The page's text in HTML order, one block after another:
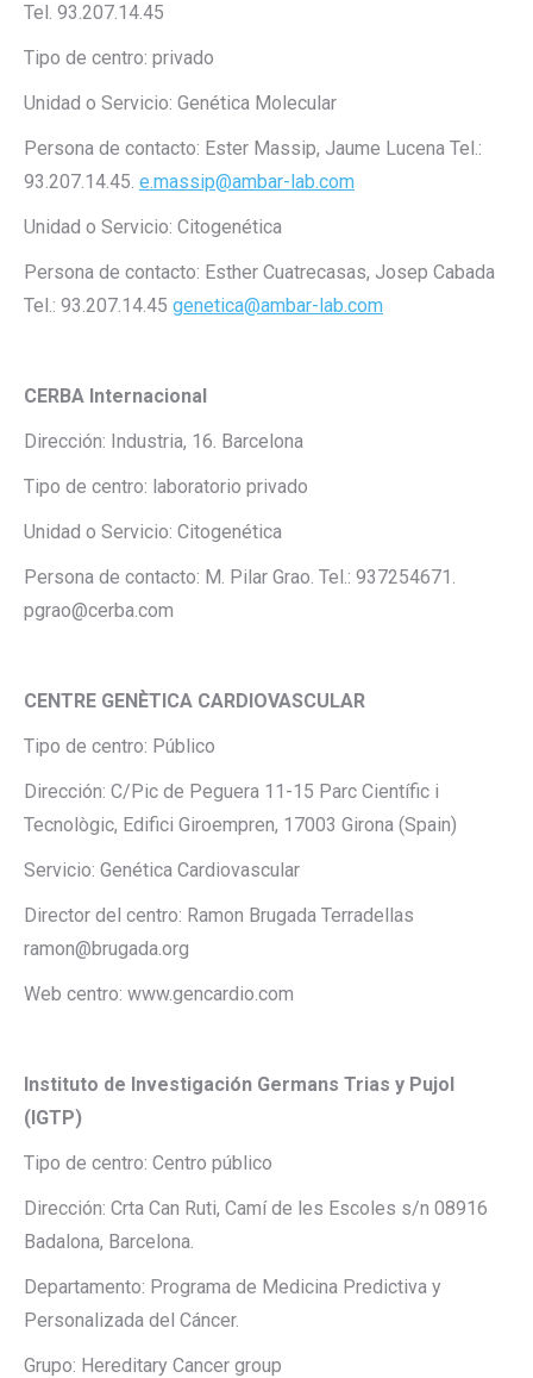
Tel. 93.207.14.45
Tipo de centro: privado
Unidad o Servicio: Genética Molecular
Persona de contacto: Ester Massip, Jaume Lucena Tel.:
93.207.14.45. e.massip@ambar-lab.com
Unidad o Servicio: Citogenética
Persona de contacto: Esther Cuatrecasas, Josep Cabada
Tel.: 93.207.14.45 genetica@ambar-lab.com
CERBA Internacional
Dirección: Industria, 16. Barcelona
Tipo de centro: laboratorio privado
Unidad o Servicio: Citogenética
Persona de contacto: M. Pilar Grao. Tel.: 937254671.
pgrao@cerba.com
CENTRE GENÈTICA CARDIOVASCULAR
Tipo de centro: Público
Dirección: C/Pic de Peguera 11-15 Parc Científic i
Tecnològic, Edifici Giroempren, 17003 Girona (Spain)
Servicio: Genética Cardiovascular
Director del centro: Ramon Brugada Terradellas
ramon@brugada.org
Web centro: www.gencardio.com
Instituto de Investigación Germans Trias y Pujol
(IGTP)
Tipo de centro: Centro público
Dirección: Crta Can Ruti, Camí de les Escoles s/n 08916
Badalona, Barcelona.
Departamento: Programa de Medicina Predictiva y
Personalizada del Cáncer.
Grupo: Hereditary Cancer group